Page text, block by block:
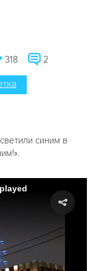
318 2
синим в